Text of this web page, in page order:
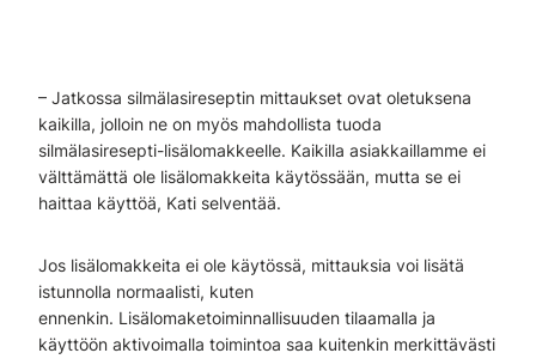
– Jatkossa silmälasireseptin mittaukset ovat oletuksena
kaikilla, jolloin ne on myös mahdollista tuoda
silmälasiresepti-lisälomakkeelle. Kaikilla asiakkaillamme ei
välttämättä ole lisälomakkeita käytössään, mutta se ei
haittaa käyttöä, Kati selventää.
Jos lisälomakkeita ei ole käytössä, mittauksia voi lisätä
istunnolla normaalisti, kuten
ennenkin. Lisälomaketoiminnallisuuden tilaamalla ja
käyttöön aktivoimalla toimintoa saa kuitenkin merkittävästi